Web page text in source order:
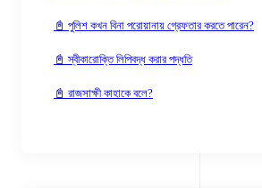
📓 পুলিশ কখন বিনা পরোয়ানায় গ্রেফতার করতে পারেন?
📓 স্বীকারোক্তি লিপিবদ্ধ করার পদ্ধতি
📓 রাজসাক্ষী কাহাকে বলে?